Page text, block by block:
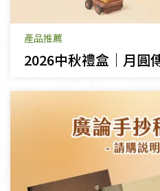
產品推薦
2026中秋禮盒｜月圓